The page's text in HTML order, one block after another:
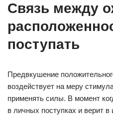
Связь между
поступать
Предвкушение
воздействует на меру
применять силы. В момент
в личных поступках и верит в